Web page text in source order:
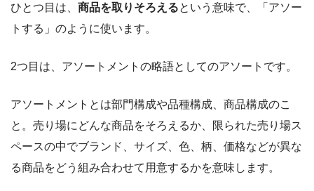
ひとつ目は、 商品を取りそろえるという意味で、「アソー
トする」のように使います。
2つ目は、アソートメントの略語としてのアソートです。
アソートメントとは部門構成や品種構成、商品構成のこ
と。売り場にどんな商品をそろえるか、限られた売り場ス
ペースの中でブランド、サイズ、色、柄、価格などが異な
る商品をどう組み合わせて用意するかを意味します。